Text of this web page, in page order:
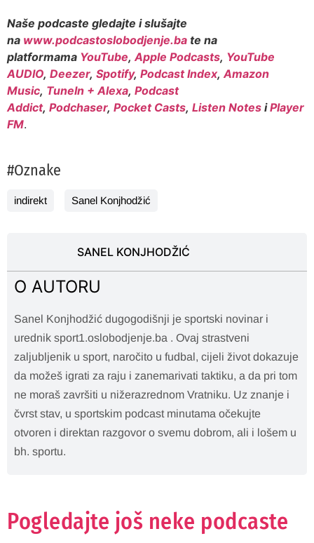
Naše podcaste gledajte i slušajte
na www.podcastoslobodjenje.ba te na
platformama YouTube,Apple Podcasts, YouTube
AUDIO, Deezer, Spotify, Podcast Index,Amazon
Music, TuneIn + Alexa, Podcast
Addict, Podchaser, Pocket Casts, Listen Notes iPlayer
FM.
#Oznake
indirekt Sanel Konjhodžić
SANEL KONJHODŽIĆ
O AUTORU
Sanel Konjhodžić dugogodišnji je sportski novinar i
urednik sport1.oslobodjenje.ba . Ovaj strastveni
zaljubljenik u sport, naročito u fudbal, cijeli život dokazuje
da možeš igrati za raju i zanemarivati taktiku, a da pri tom
ne moraš završiti u nižerazrednom Vratniku. Uz znanje i
čvrst stav, u sportskim podcast minutama očekujte
otvoren i direktan razgovor o svemu dobrom, ali i lošem u
bh. sportu.
Pogledajte još neke podcaste